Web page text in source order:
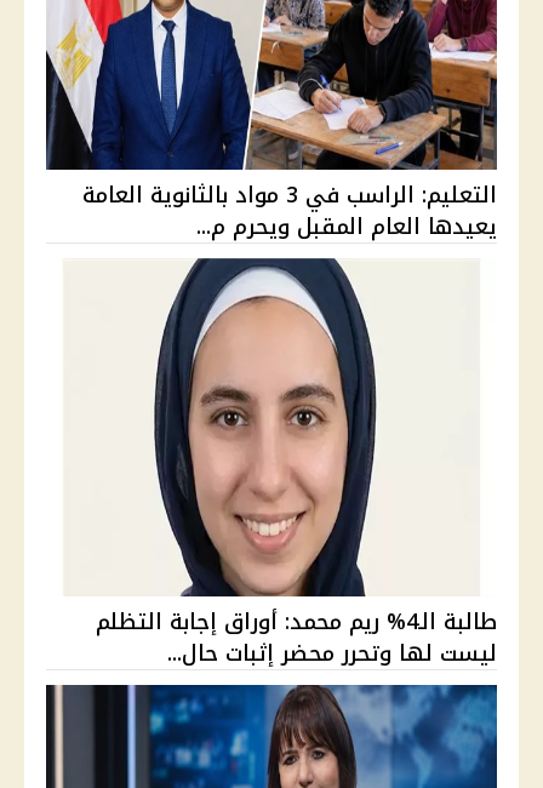
التعليم: الراسب في 3 مواد بالثانوية العامة
يعيدها العام المقبل ويحرم م...
طالبة الـ4% ريم محمد: أوراق إجابة التظلم
ليست لها وتحرر محضر إثبات حال...